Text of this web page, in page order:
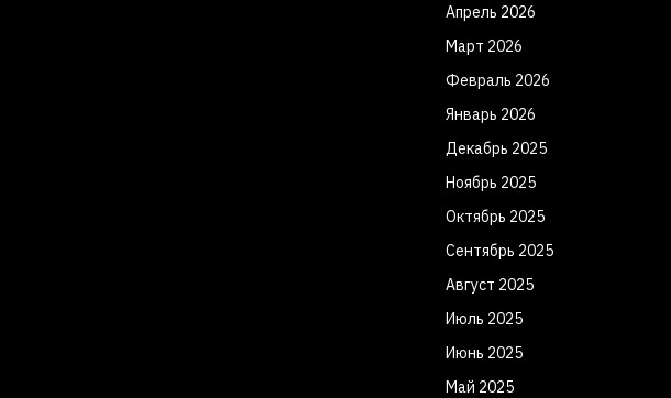
Апрель 2026
Март 2026
Февраль 2026
Январь 2026
Декабрь 2025
Ноябрь 2025
Октябрь 2025
Сентябрь 2025
Август 2025
Июль 2025
Июнь 2025
Май 2025